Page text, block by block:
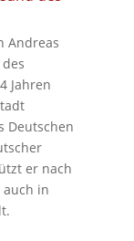
Andreas
Jahren
Deutschen
er nach
auch in